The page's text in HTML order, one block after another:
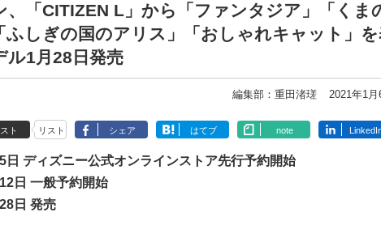
、「CITIZEN L」から「ファンタジア」「くま
ふしぎの国のアリス」「おしゃれキャット」
ル1月28日発売
編集部：重田渚瑳 2021年1
ト リスト シェア はてブ note
日 ディズニー公式オンラインストア先行予約開始
日 一般予約開始
日 発売